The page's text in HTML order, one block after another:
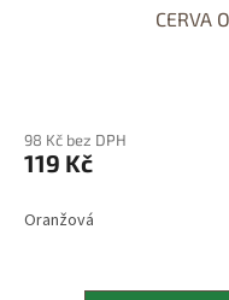
CERVA
98 Kč bez DPH
119 Kč
Oranžová